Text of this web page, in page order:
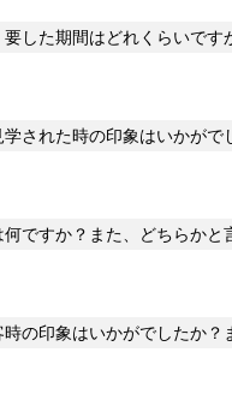
した期間はどれくらいで
された時の印象はいかがで
ですか？また、どちらか
の印象はいかがでしたか